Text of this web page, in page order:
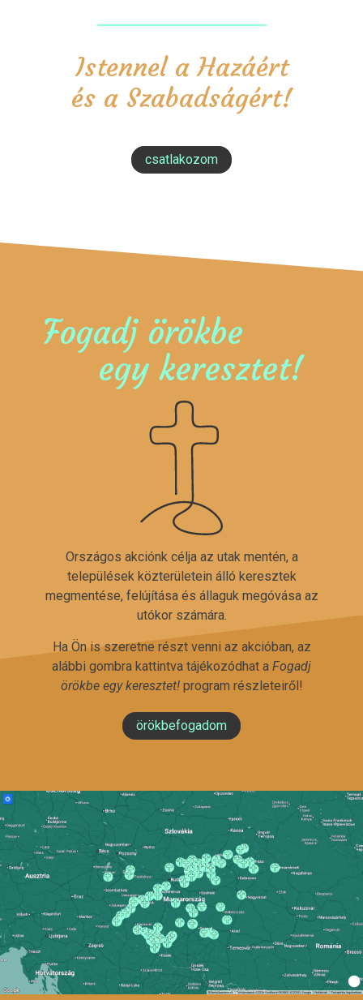
Istennel a Hazáért
és a Szabadságért!
csatlakozom
Fogadj örökbe
egy keresztet!
Országos akciónk célja az utak mentén, a
települések közterületein álló keresztek
megmentése, felújítása és állaguk megóvása az
utókor számára.
Ha Ön is szeretne részt venni az akcióban, az
alábbi gombra kattintva tájékozódhat a Fogadj
örökbe egy keresztet!program részleteiről!
örökbefogadom